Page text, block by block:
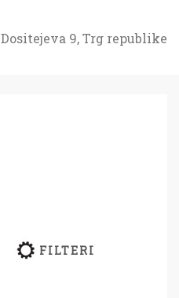
Dositejeva 9, Trg republike
FILTERI